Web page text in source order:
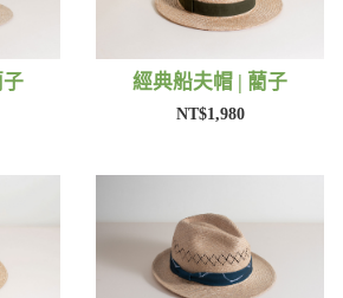
子 經典船夫帽 | 藺子
NT$1,980